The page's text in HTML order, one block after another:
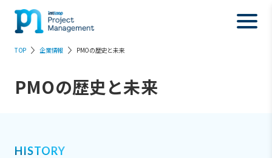
TOP 企業情報 PMOの歴史と未来
PMOの歴史と未来
HISTORY